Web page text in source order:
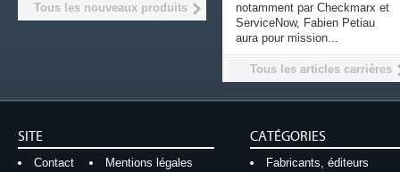
notamment par Checkmarx et
ServiceNow, Fabien Petiau
aura pour mission...
Tous les articles carrières
Tous les nouveaux produits
SITE
Contact
Mentions légales
CATÉGORIES
Fabricants, éditeurs